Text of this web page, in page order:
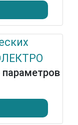
параметров